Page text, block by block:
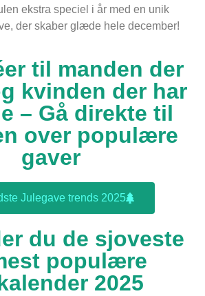
ekstra speciel i år med en unik
der skaber glæde hele december!
til manden der
kvinden der har
– Gå direkte til
over populære
gaver
Julegave trends 2025
du de sjoveste
populære
2025